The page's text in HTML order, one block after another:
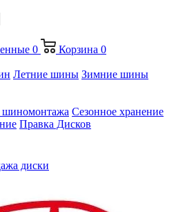
0 Корзина 0
Летние шины Зимние шины
шиномонтажа Сезонное хранение
Правка Дисков
диски